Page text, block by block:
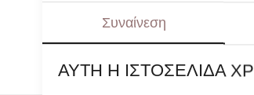
Πάπλωμα Πούπουλο 90/10 Υπέρδιπλο
Συναίνεση
ΑΥΤΉ Η ΙΣΤΟΣΕΛΊΔΑ